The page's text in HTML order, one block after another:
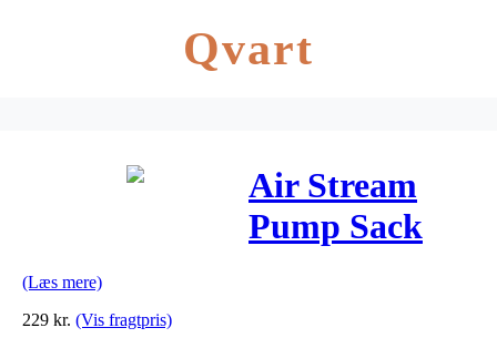
Qvart
Air Stream
Pump Sack
(Læs mere)
229 kr. (Vis fragtpris)